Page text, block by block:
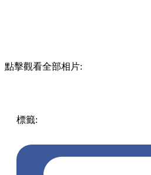
點擊觀看全部相片:
標籤: